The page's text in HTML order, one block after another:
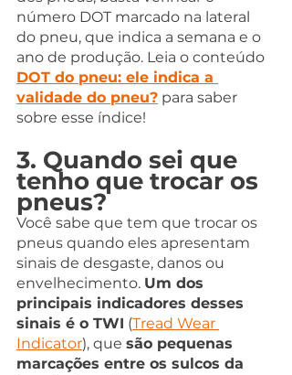
número DOT marcado na lateral
do pneu, que indica a semana e o
ano de produção. Leia o conteúdo
DOT do pneu: ele indica a
validade do pneu? para saber
sobre esse índice!
3. Quando sei que
tenho que trocar os
pneus?
Você sabe que tem que trocar os
pneus quando eles apresentam
sinais de desgaste, danos ou
envelhecimento. Um dos
principais indicadores desses
sinais é o TWI (Tread Wear
Indicator), que são pequenas
marcações entre os sulcos da